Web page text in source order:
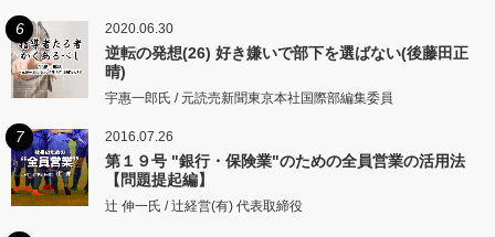
6 2020.06.30
逆転の発想(26) 好き嫌いで部下を選ばない(後藤田正
晴)
宇惠一郎氏 / 元読売新聞東京本社国際部編集委員
7 2016.07.26
第１９号 "銀行・保険業"のための全員営業の活用法
【問題提起編】
辻 伸一氏 / 辻経営(有) 代表取締役